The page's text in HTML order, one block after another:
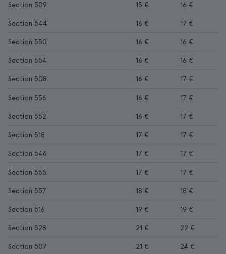
Section 509 15 € 16 €
Section 544 16 € 17 €
Section 550 16 € 16 €
Section 554 16 € 16 €
Section 508 16 € 17 €
Section 556 16 € 17 €
Section 552 16 € 17 €
Section 518 17 € 17 €
Section 546 17 € 17 €
Section 555 17 € 17 €
Section 557 18 € 18 €
Section 516 19 € 19 €
Section 528 21 € 22 €
Section 507 21 € 24 €